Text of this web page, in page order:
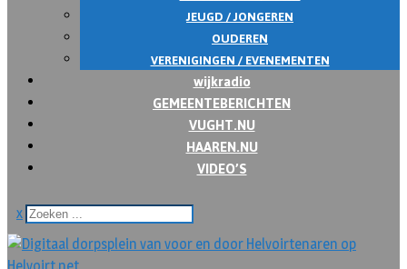
JEUGD / JONGEREN
OUDEREN
VERENIGINGEN / EVENEMENTEN
wijkradio
GEMEENTEBERICHTEN
VUGHT.NU
HAAREN.NU
VIDEO’S
x